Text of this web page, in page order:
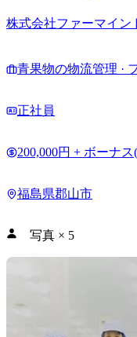
株式会社ファーマイン
青果物の物流管理 ·
正社員
200,000円 + ボーナ
福島県郡山市
写真 × 5